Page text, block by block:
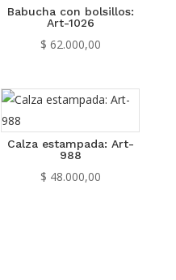
Babucha con bolsillos:
Art-1026
$ 62.000,00
Calza estampada: Art-
988
$ 48.000,00